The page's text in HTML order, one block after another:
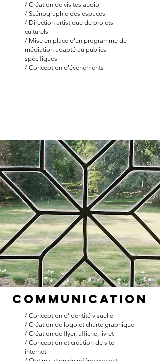
/ Création de visites audio
/ Scénographie des espaces
/ Direction artistique de projets
culturels
/ Mise en place d'un programme de
médiation adapté au publics
spécifiques
/ Conception d'événements
Communication
/ Conception d’identité visuelle
/ Création de logo et charte graphique
/ Création de flyer, affiche, livret
/ Conception et création de site
internet